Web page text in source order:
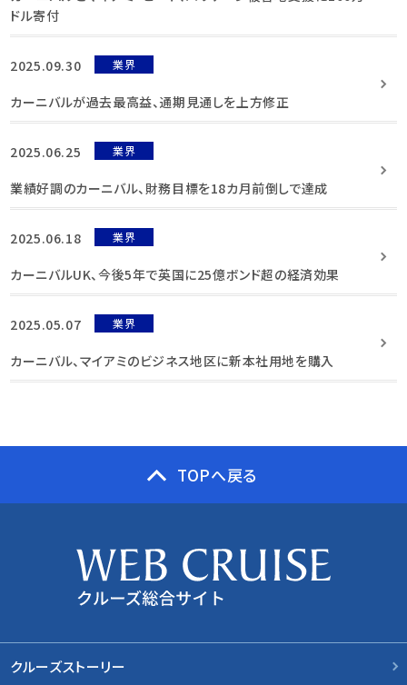
ドル寄付
2025.09.30 業界
カーニバルが過去最高益、通期見通しを上方修正
2025.06.25 業界
業績好調のカーニバル、財務目標を18カ月前倒しで達成
2025.06.18 業界
カーニバルUK、今後5年で英国に25億ボンド超の経済効果
2025.05.07 業界
カーニバル、マイアミのビジネス地区に新本社用地を購入
TOPへ戻る
クルーズストーリー